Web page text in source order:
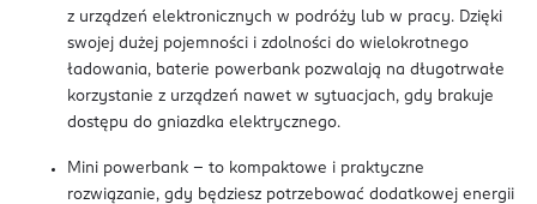
z urządzeń elektronicznych w podróży lub w pracy. Dzięki
swojej dużej pojemności i zdolności do wielokrotnego
ładowania, baterie powerbank pozwalają na długotrwałe
korzystanie z urządzeń nawet w sytuacjach, gdy brakuje
dostępu do gniazdka elektrycznego.
Mini powerbank – to kompaktowe i praktyczne
rozwiązanie, gdy będziesz potrzebować dodatkowej energii